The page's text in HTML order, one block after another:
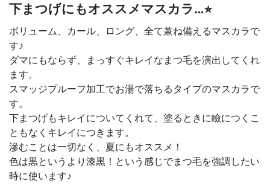
下まつげにもオススメマスカラ…⭐︎
ボリューム、カール、ロング、全て兼ね備えるマスカラで
す♪
ダマにもならず、まっすぐキレイなまつ毛を演出してくれ
ます。
スマッジプルーフ加工でお湯で落ちるタイプのマスカラで
す。
下まつげもキレイについてくれて、塗るときに瞼につくこ
ともなくキレイにつきます。
滲むことは一切なく、夏にもオススメ！
色は黒というより漆黒！という感じでまつ毛を強調したい
時に使います♪